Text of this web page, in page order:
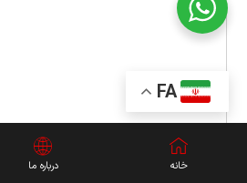
خانه درباره ما
FA